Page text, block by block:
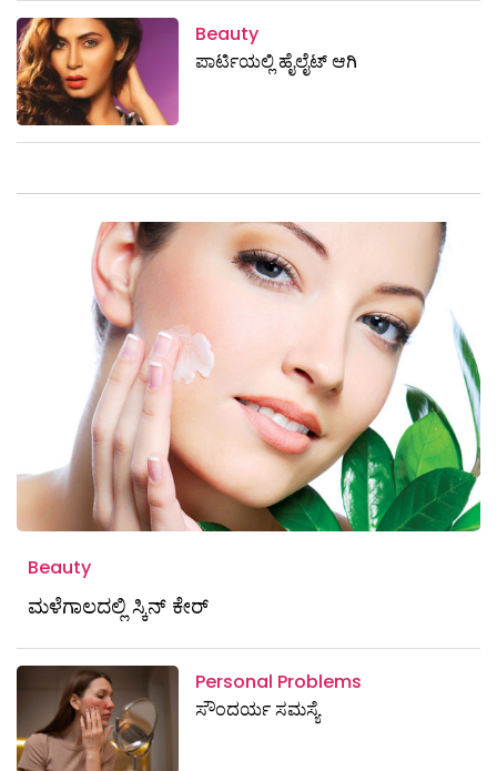
Beauty
ಪಾರ್ಟಿಯಲ್ಲಿ ಹೈಲೈಟ್ ಆಗಿ
Beauty
ಮಳೆಗಾಲದಲ್ಲಿ ಸ್ಕಿನ್ ಕೇರ್
Personal Problems
ಸೌಂದರ್ಯ ಸಮಸ್ಯೆ